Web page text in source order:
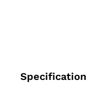
Specification